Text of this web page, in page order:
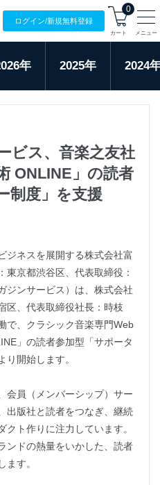
ログイン/新規無料登録
0
カート メニュー
年 2025年 2024
ビス、音楽之友社
ONLINE」の読者
制度」を支援
ジネスを展開する株式会社富
東京都渋谷区、代表取締役：
ンサービス）は、株式会社
区、代表取締役社長：時枝
、クラシック音楽専門Web
」の読者参加型「サポータ
開始します。
会員（メンバーシップ）サー
出版社と読者をつなぎ、継続
ト作りに注力しています。
ンドの熱量をいかした、読者
ます。